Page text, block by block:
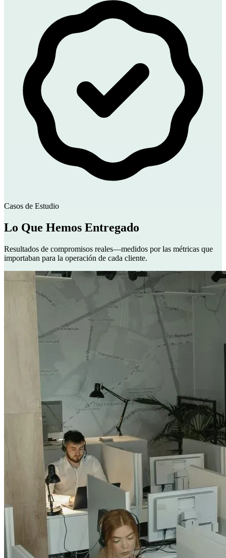
Casos de Estudio
Lo Que Hemos Entregado
Resultados de compromisos reales—medidos por las métricas que
importaban para la operación de cada cliente.